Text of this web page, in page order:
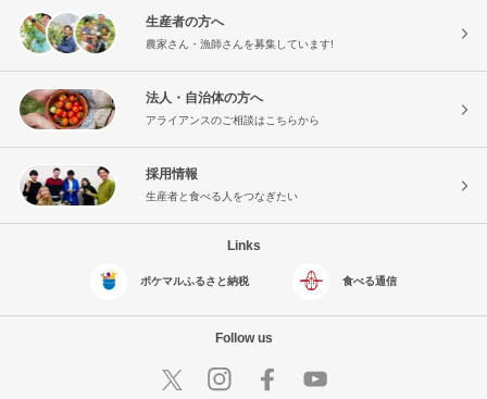
生産者の方へ
農家さん・漁師さんを募集しています!
法人・自治体の方へ
アライアンスのご相談はこちらから
採用情報
生産者と食べる人をつなぎたい
Links
ポケマルふるさと納税 食べる通信
Follow us